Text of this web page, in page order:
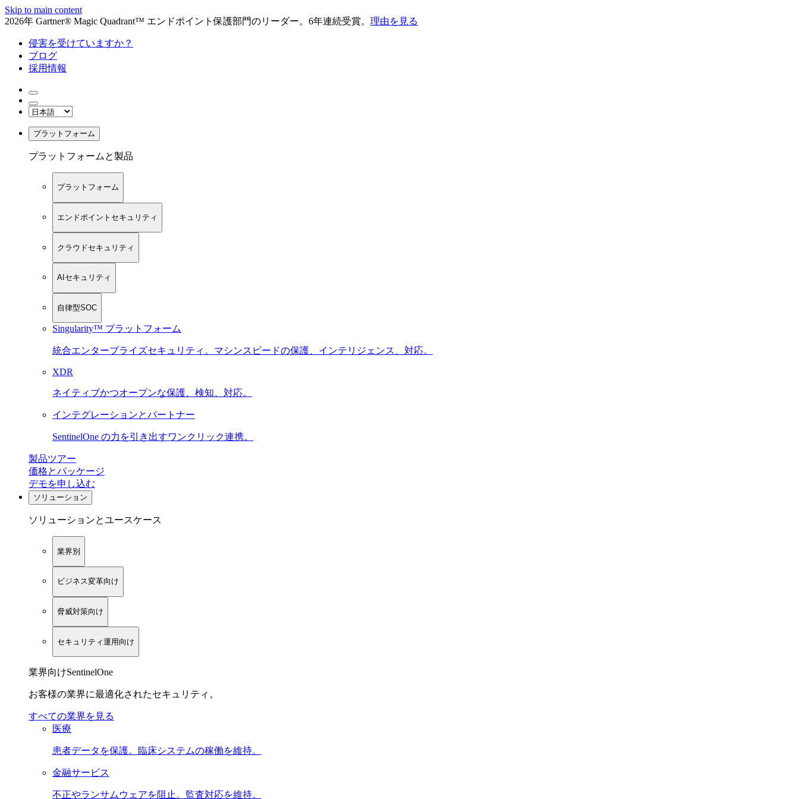
Skip to main content
2026年 Gartner® Magic Quadrant™ エンドポイント保護部門のリーダー。6年連続受賞。 理由を見る
侵害を受けていますか？
ブログ
採用情報
プラットフォーム
プラットフォームと製品
プラットフォーム
エンドポイントセキュリティ
クラウドセキュリティ
AIセキュリティ
自律型SOC
Singularity™ プラットフォーム
統合エンタープライズセキュリティ。マシンスピードの保護、インテリジェンス、対応。
XDR
ネイティブかつオープンな保護、検知、対応。
インテグレーションとパートナー
SentinelOne の力を引き出すワンクリック連携。
製品ツアー
価格とパッケージ
デモを申し込む
ソリューション
ソリューションとユースケース
業界別
ビジネス変革向け
脅威対策向け
セキュリティ運用向け
業界向けSentinelOne
お客様の業界に最適化されたセキュリティ。
すべての業界を見る
医療
患者データを保護。臨床システムの稼働を維持。
金融サービス
不正やランサムウェアを阻止。監査対応を維持。